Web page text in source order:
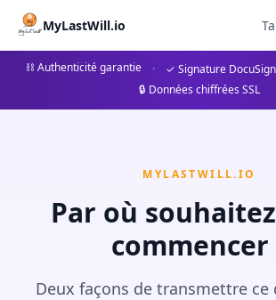
MyLastWill.io
⛓ Authenticité garantie · ✓ Signature DocuSign
🔒 Données chiffrées SSL
MYLASTWILL.IO
Par où
commencer
Deux façons de transmettre ce
Generalvollmacht
Erfahren Sie alles zur
## Was ist eine Generalvollmacht?